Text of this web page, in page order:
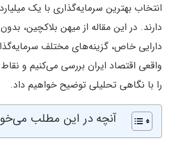
انتخاب بهترین سرمایه‌گذاری با یک
دارند. در این مقاله از میهن بلاکچین، بدون
دارایی خاص، گزینه‌های مختلف
واقعی اقتصاد ایران بررسی می‌کنیم و
را با نگاهی تحلیلی توضیح خواهیم داد.
آنچه در این مطلب